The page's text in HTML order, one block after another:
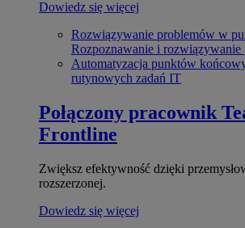
Dowiedz się więcej
Rozwiązywanie problemów w
Rozpoznawanie i rozwiązywanie
Automatyzacja punktów
rutynowych zadań IT
Połączony pracownik
Frontline
Zwiększ efektywność dzięki
rozszerzonej.
Dowiedz się więcej